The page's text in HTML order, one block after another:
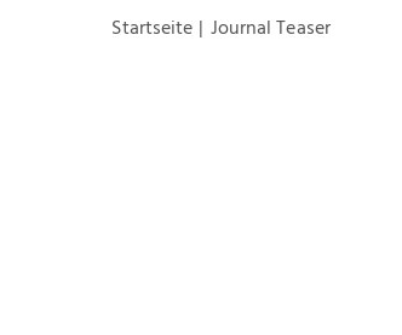
Startseite Journal Teaser